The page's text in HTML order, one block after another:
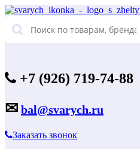
+7 (926) 719-74-88
✉ bal@svarych.ru
Заказать звонок